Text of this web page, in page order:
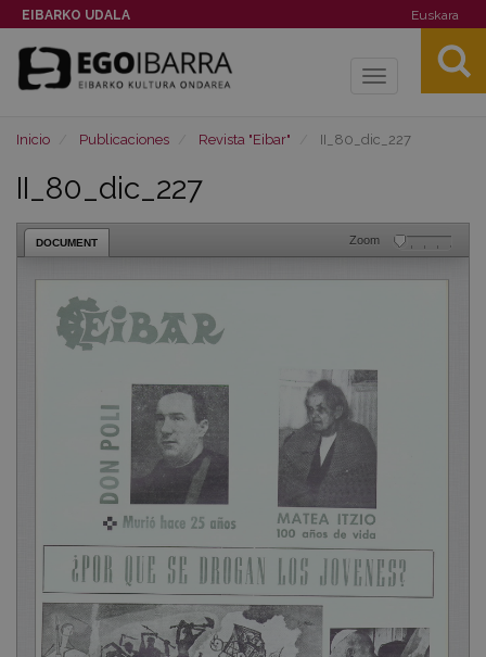
EIBARKO UDALA Euskara
Toggle
Inicio Publicaciones Revista "Eibar" II_80_dic_227
II_80_dic_227
DOCUMENT Zoom